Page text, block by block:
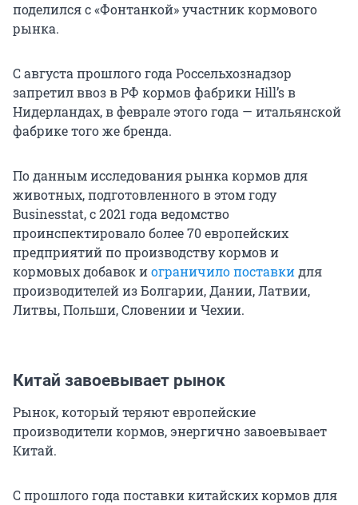
поделился с «Фонтанкой» участник кормового
рынка.
С августа прошлого года Россельхознадзор
запретил ввоз в РФ кормов фабрики Hill’s в
Нидерландах, в феврале этого года — итальянской
фабрике того же бренда.
По данным исследования рынка кормов для
животных, подготовленного в этом году
Businesstat, с 2021 года ведомство
проинспектировало более 70 европейских
предприятий по производству кормов и
кормовых добавок иограничило поставкидля
производителей из Болгарии, Дании, Латвии,
Литвы, Польши, Словении и Чехии.
Китай завоевывает рынок
Рынок, который теряют европейские
производители кормов, энергично завоевывает
Китай.
С прошлого года поставки китайских кормов для